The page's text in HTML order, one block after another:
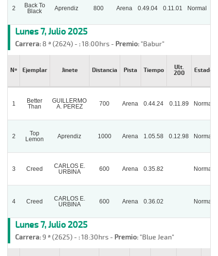
2
Back To
Black
Aprendiz 800 Arena 0.49.04 0.11.01 Normal
Lunes 7, Julio 2025
Carrera: 8 ª (2624) - :18:00hrs - Premio: "Babur"
Nº Ejemplar Jinete Distancia Pista Tiempo
Ult.
200
Estado
1
Better
Than
GUILLERMO
A. PEREZ
700 Arena 0.44.24 0.11.89 Normal
2
Top
Lemon
Aprendiz 1000 Arena 1.05.58 0.12.98 Normal
3 Creed
CARLOS E.
URBINA
600 Arena 0.35.82 Normal
4 Creed
CARLOS E.
URBINA
600 Arena 0.36.02 Normal
Lunes 7, Julio 2025
Carrera:9 ª (2625) - :18:30hrs - Premio: "Blue Jean"